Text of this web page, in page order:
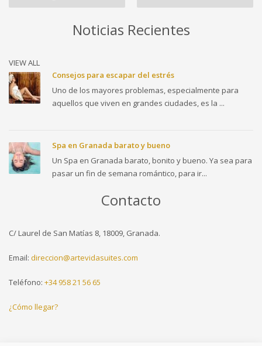
Noticias Recientes
VIEW ALL
Consejos para escapar del estrés
Uno de los mayores problemas, especialmente para
aquellos que viven en grandes ciudades, es la ...
Spa en Granada barato y bueno
Un Spa en Granada barato, bonito y bueno. Ya sea para
pasar un fin de semana romántico, para ir...
Contacto
C/ Laurel de San Matías 8, 18009, Granada.
Email: direccion@artevidasuites.com
Teléfono: +34 958 21 56 65
¿Cómo llegar?